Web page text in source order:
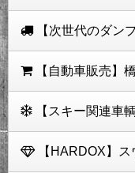
【次世代のダン
【自動車販売】
【スキー関連車
【HARDOX】ス